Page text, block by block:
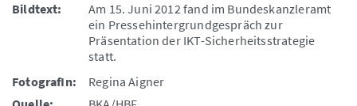
Bildtext:
Am 15. Juni 2012 fand im Bundeskanzleramt
ein Pressehintergrundgespräch zur
Präsentation der IKT-Sicherheitsstrategie
statt.
FotografIn:
Regina Aigner